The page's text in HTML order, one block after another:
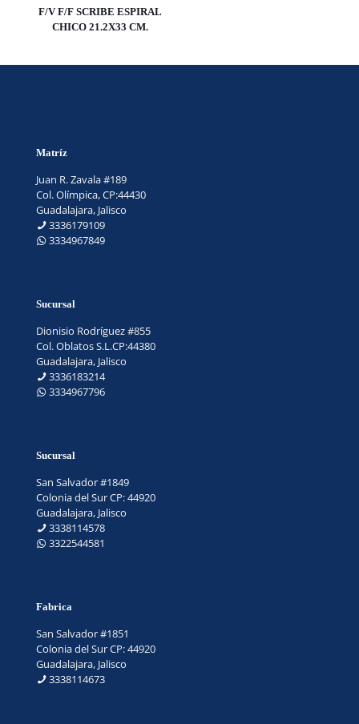
F/V F/F SCRIBE ESPIRAL
CHICO 21.2X33 CM.
Matríz
Juan R. Zavala #189
Col. Olímpica, CP:44430
Guadalajara, Jalisco
3336179109
3334967849
Sucursal
Dionisio Rodríguez #855
Col. Oblatos S.L.CP:44380
Guadalajara, Jalisco
3336183214
3334967796
Sucursal
San Salvador #1849
Colonia del Sur CP: 44920
Guadalajara, Jalisco
3338114578
3322544581
Fabrica
San Salvador #1851
Colonia del Sur CP: 44920
Guadalajara, Jalisco
3338114673